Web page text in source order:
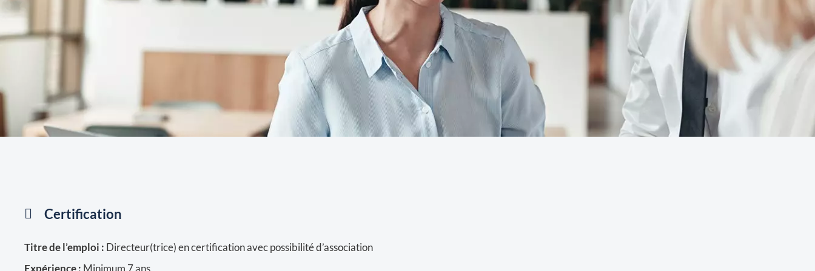
Certification
Titre de l’emploi : Directeur(trice) en certification avec possibilité d’association
Expérience : Minimum 7 ans